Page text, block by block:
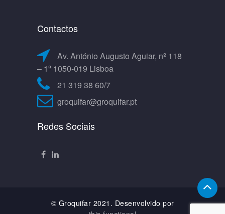
Contactos
Av. António Augusto Aguiar, nº 118
– 1º 1050-019 Lisboa
21 319 38 60/7
groquifar@groquifar.pt
Redes Sociais
© Groquifar 2021. Desenvolvido por